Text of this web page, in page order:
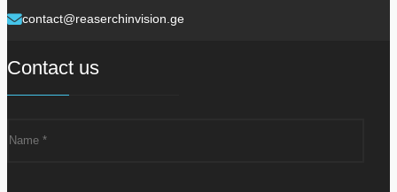
contact@reaserchinvision.ge
Contact us